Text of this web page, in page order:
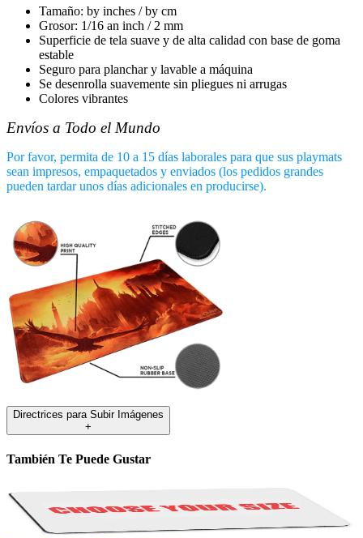
Tamaño: by inches / by cm
Grosor: 1/16 an inch / 2 mm
Superficie de tela suave y de alta calidad con base de goma
estable
Seguro para planchar y lavable a máquina
Se desenrolla suavemente sin pliegues ni arrugas
Colores vibrantes
Envíos a Todo el Mundo
Por favor, permita de 10 a 15 días laborales para que sus playmats
sean impresos, empaquetados y enviados (los pedidos grandes
pueden tardar unos días adicionales en producirse).
Directrices para Subir Imágenes
+
También Te Puede Gustar